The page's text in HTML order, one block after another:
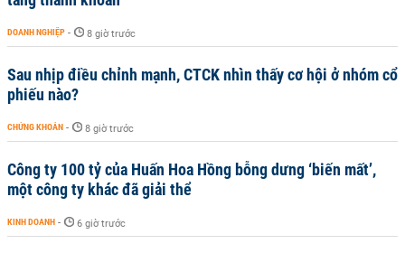
DOANH NGHIỆP - 8 giờ trước
Sau nhịp điều chỉnh mạnh, CTCK nhìn thấy cơ hội ở nhóm cổ
phiếu nào?
CHỨNG KHOÁN - 8 giờ trước
Công ty 100 tỷ của Huấn Hoa Hồng bỗng dưng ‘biến mất’,
một công ty khác đã giải thể
KINH DOANH - 6 giờ trước